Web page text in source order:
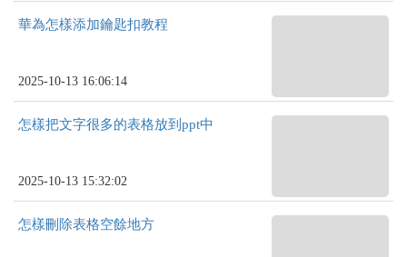
華為怎樣添加鑰匙扣教程
2025-10-13 16:06:14
怎樣把文字很多的表格放到ppt中
2025-10-13 15:32:02
怎樣刪除表格空餘地方